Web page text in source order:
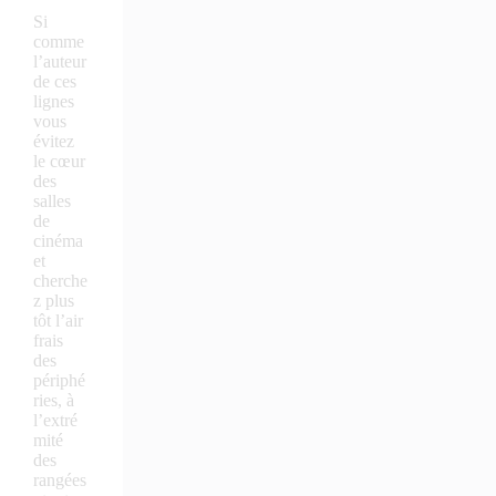
Si
comme
l’auteur
de ces
lignes
vous
évitez
le cœur
des
salles
de
cinéma
et
cherche
z plus
tôt l’air
frais
des
périphé
ries, à
l’extré
mité
des
rangées